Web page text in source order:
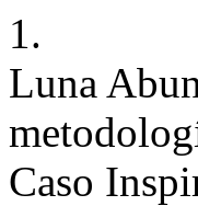
1.
Luna
Caso